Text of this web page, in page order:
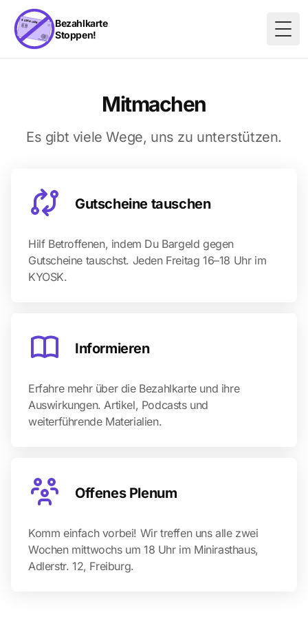
Bezahlkarte
Stoppen!
Mitmachen
Es gibt viele Wege, uns zu unterstützen.
Gutscheine tauschen
Hilf Betroffenen, indem Du Bargeld gegen
Gutscheine tauschst. Jeden Freitag 16–18 Uhr im
KYOSK.
Informieren
Erfahre mehr über die Bezahlkarte und ihre
Auswirkungen. Artikel, Podcasts und
weiterführende Materialien.
Offenes Plenum
Komm einfach vorbei! Wir treffen uns alle zwei
Wochen mittwochs um 18 Uhr im Minirasthaus,
Adlerstr. 12, Freiburg.